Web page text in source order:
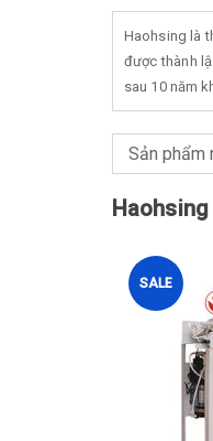
Haohsing là
được thành
sau 10 năm
Haohsing
SALE